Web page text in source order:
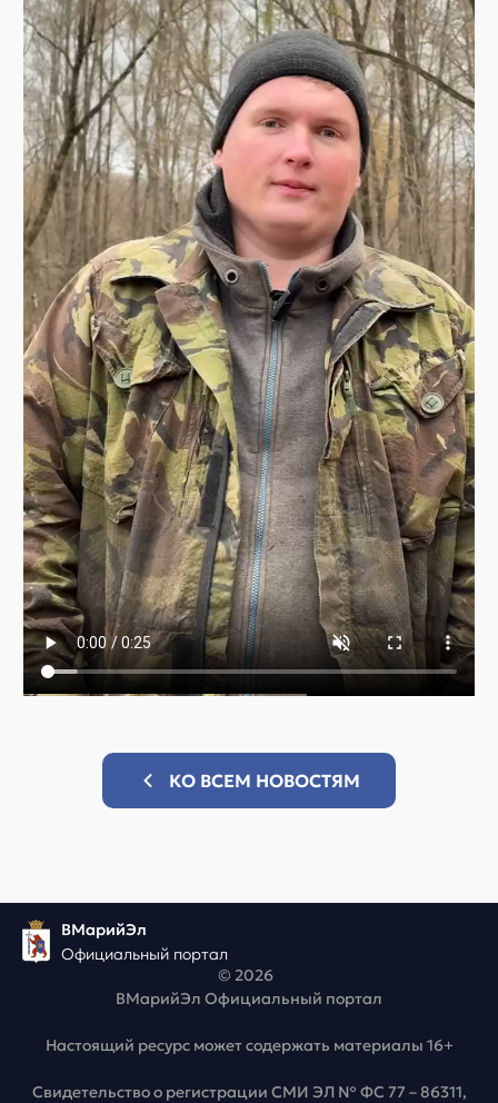
КО ВСЕМ НОВОСТЯМ
ВМарийЭл
Официальный портал
© 2026
ВМарийЭл Официальный портал
Настоящий ресурс может содержать материалы 16+
Свидетельство о регистрации СМИ ЭЛ № ФС 77 – 86311,